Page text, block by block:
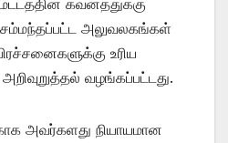
அலுவலகங்கள்
உரிய
வழங்கப்பட்டது.
அவர்களது நியாயமான